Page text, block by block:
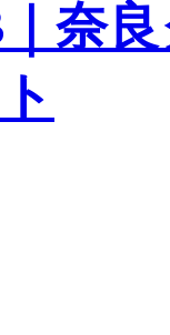
」
ついて
27シーズン試